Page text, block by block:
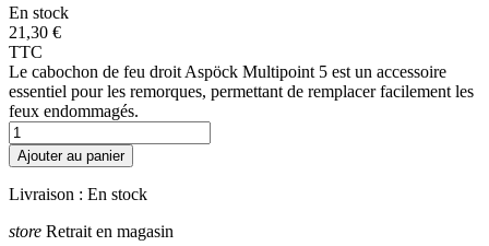
En stock
21,30 €
TTC
Le cabochon de feu droit Aspöck Multipoint 5 est un accessoire
essentiel pour les remorques, permettant de remplacer facilement les
feux endommagés.
Ajouter au panier
Livraison : En stock
store Retrait en magasin